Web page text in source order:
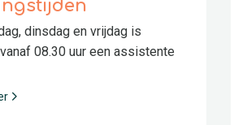
dinsdag en vrijdag is
08.30 uur een assistente